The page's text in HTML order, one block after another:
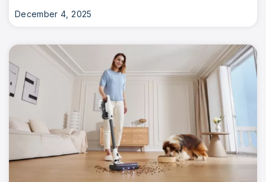
December 4, 2025
×